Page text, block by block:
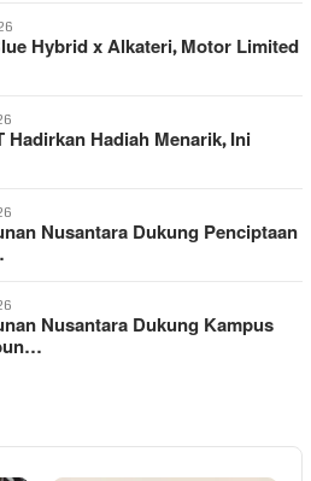
Hybrid x Alkateri, Motor Limited
Hadirkan Hadiah Menarik, Ini
Nusantara Dukung Penciptaan
Nusantara Dukung Kampus